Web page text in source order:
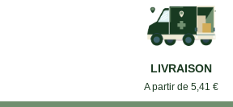
LIVRAISON
A partir de 5,41 €